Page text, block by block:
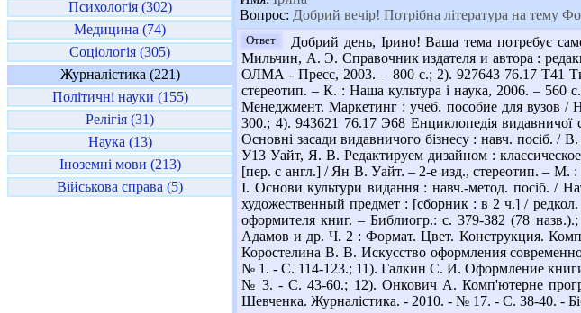
Психологія (302)
Медицина (74)
Соціологія (305)
Журналістика (221)
Політичні науки (155)
Релігія (31)
Наука (13)
Іноземні мови (213)
Військова справа (5)
Вопрос: Добрий вечір! Потрібна література на тему
Ответ
Добрий день, Ірино! Ваша тема потребує
Мильчин, А. Э. Справочник издателя и автора :
ОЛМА - Пресс, 2003. – 800 с.; 2). 927643 76.17 Т41
стереотип. – К. : Наша культура і наука, 2006. –
Менеджмент. Маркетинг : учеб. пособие для
300.; 4). 943621 76.17 Э68 Енциклопедія
Основні засади видавничого бізнесу : навч. посіб.
У13 Уайт, Я. В. Редактируем дизайном :
[пер. с англ.] / Ян В. Уайт. – 2-е изд., стереотип. –
І. Основи культури видання : навч.-метод. посіб. /
художественный предмет : [сборник : в 2 ч.] /
оформителя книг. – Библиогр.: с. 379-382 (78
Адамов и др. Ч. 2 : Формат. Цвет. Конструкция.
Коростелина В. В. Искусство оформления
№ 1. - С. 114-123.; 11). Галкин С. И. Оформление
№ 3. - С. 43-60.; 12). Онкович А. Комп'ютерне
Шевченка. Журналістика. - 2010. - № 17. - С. 38-40. -